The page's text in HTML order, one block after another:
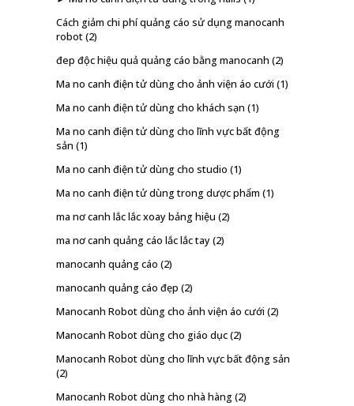
Cách giảm chi phí quảng cáo sử dụng manocanh
robot(2)
đep độc hiệu quả quảng cáo bằng manocanh (2)
Ma no canh điện tử dùng cho ảnh viện áo cưới (1)
Ma no canh điện tử dùng cho khách sạn (1)
Ma no canh điện tử dùng cho lĩnh vực bất động
sản (1)
Ma no canh điện tử dùng cho studio (1)
Ma no canh điện tử dùng trong dược phẩm (1)
ma nơ canh lắc lắc xoay bảng hiệu (2)
ma nơ canh quảng cáo lắc lắc tay(2)
manocanh quảng cáo (2)
manocanh quảng cáo đẹp (2)
Manocanh Robot dùng cho ảnh viện áo cưới (2)
Manocanh Robot dùng cho giáo dục(2)
Manocanh Robot dùng cho lĩnh vực bất động sản
(2)
Manocanh Robot dùng cho nhà hàng(2)